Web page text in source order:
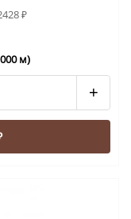
₽
м)
+